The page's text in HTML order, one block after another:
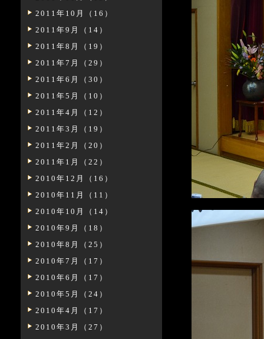
2011年10月（16）
2011年9月（14）
2011年8月（19）
2011年7月（29）
2011年6月（30）
2011年5月（10）
2011年4月（12）
2011年3月（19）
2011年2月（20）
2011年1月（22）
2010年12月（16）
2010年11月（11）
2010年10月（14）
2010年9月（18）
2010年8月（25）
2010年7月（17）
2010年6月（17）
2010年5月（24）
2010年4月（17）
2010年3月（27）